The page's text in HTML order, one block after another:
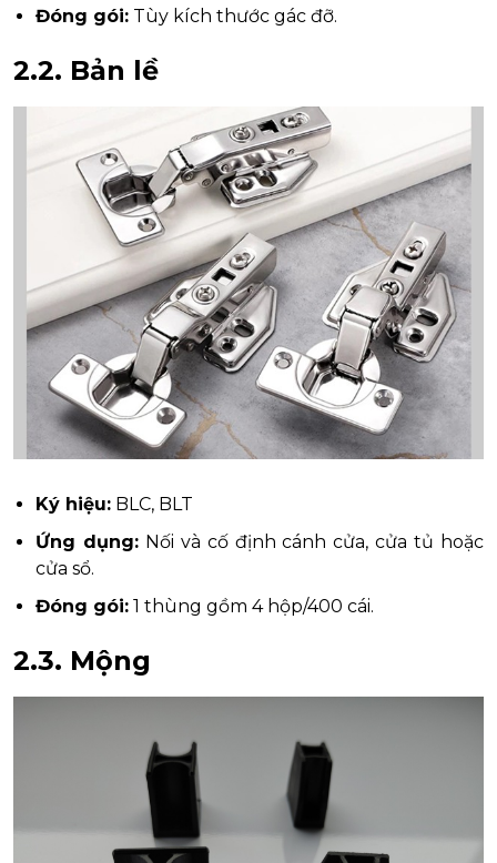
Đóng gói: Tùy kích thước gác đỡ.
2.2. Bản lề
Ký hiệu: BLC, BLT
Ứng dụng:Nối và cố định cánh cửa, cửa tủ hoặc
cửa sổ.
Đóng gói: 1 thùng gồm 4 hộp/400 cái.
2.3. Mộng